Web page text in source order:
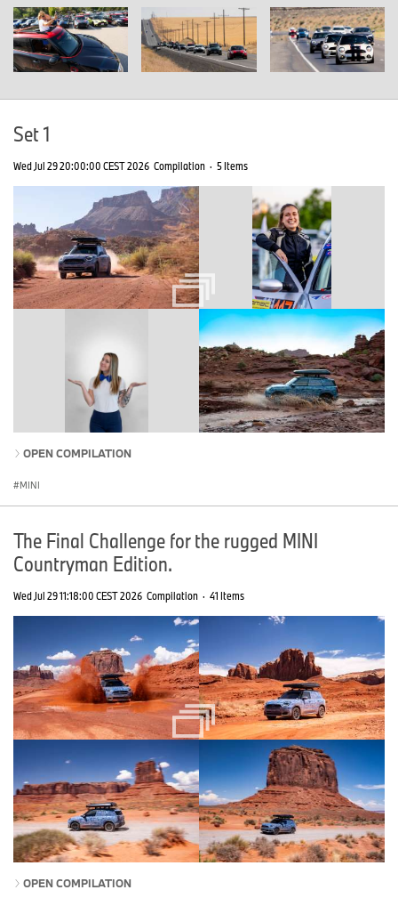
Set 1
Wed Jul 29 20:00:00 CEST 2026 Compilation · 5 Items
OPEN COMPILATION
MINI
The Final Challenge for the rugged MINI
Countryman Edition.
Wed Jul 29 11:18:00 CEST 2026 Compilation · 41 Items
OPEN COMPILATION